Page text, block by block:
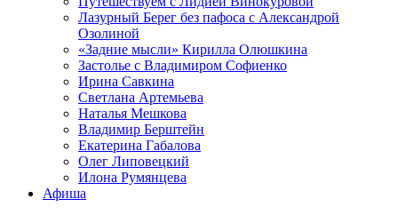
Лазурный Берег без пафоса с Александрой
Озолиной
«Задние мысли» Кирилла Олюшкина
Застолье с Владимиром Софиенко
Ирина Савкина
Светлана Артемьева
Наталья Мешкова
Владимир Берштейн
Екатерина Габалова
Олег Липовецкий
Илона Румянцева
Афиша